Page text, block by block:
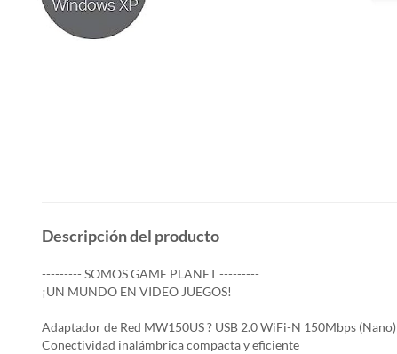
Descripción del producto
--------- SOMOS GAME PLANET ---------
¡UN MUNDO EN VIDEO JUEGOS!
Adaptador de Red MW150US ? USB 2.0 WiFi-N 150Mbps (Nano)
Conectividad inalámbrica compacta y eficiente